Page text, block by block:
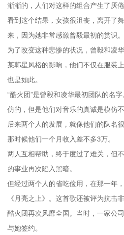
渐渐的，人们对这样的组合产生了厌倦
看到这个结果，女孩很沮丧，离开了
来，因为她非常感激曾毅最初的赏识。
为了改变这种悲惨的状况，曾毅和凌
某韩星风格的影响，他们不仅在服装
也是如此。
“酷火团”是曾毅和凌华最初团队的名
仿的，但是他们对音乐的真诚是模仿不
后来两个人的发展，就像他们的队名
那时候他们一个月收入差不多3万。
两人互相帮助，终于度过了难关，但
的事业再次陷入黑暗。
但经过两个人的省吃俭用，在那一年
《月亮之上》。这首歌还被评为抗击
酷火团再次风靡全国。当时，一家公
与她签约。